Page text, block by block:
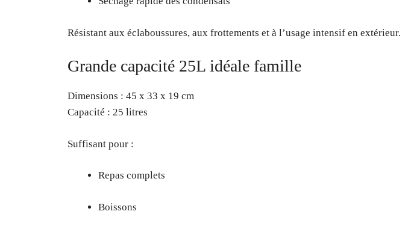
Résistant aux éclaboussures, aux frottements et à l’usage intensif en extérieur.
Grande capacité 25L idéale famille
Dimensions : 45 x 33 x 19 cm
Capacité : 25 litres
Suffisant pour :
Repas complets
Boissons